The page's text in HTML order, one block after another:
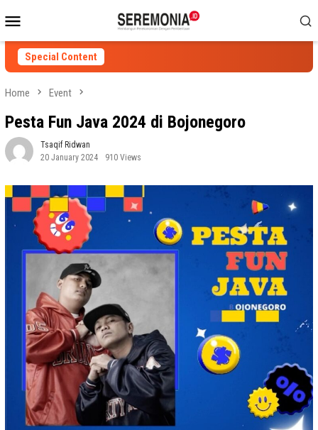
to
contentMenu
Special Content
Home Event
Pesta Fun Java 2024 di Bojonegoro
Tsaqif Ridwan
20 January 2024
910 Views